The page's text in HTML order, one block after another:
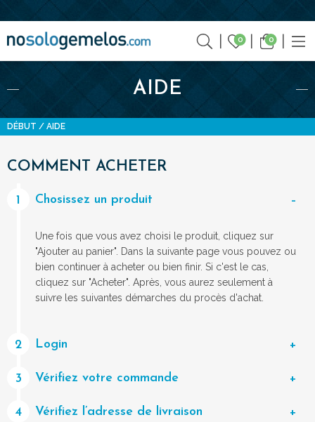
0 0
AIDE
DÉBUT AIDE
COMMENT ACHETER
1 Chosissez un produit
Une fois que vous avez choisi le produit, cliquez sur
"Ajouter au panier". Dans la suivante page vous pouvez ou
bien continuer à acheter ou bien finir. Si c'est le cas,
cliquez sur "Acheter". Après, vous aurez seulement à
suivre les suivantes démarches du procès d'achat.
2 Login
3 Vérifiez votre commande
4 Vérifiez l’adresse de livraison